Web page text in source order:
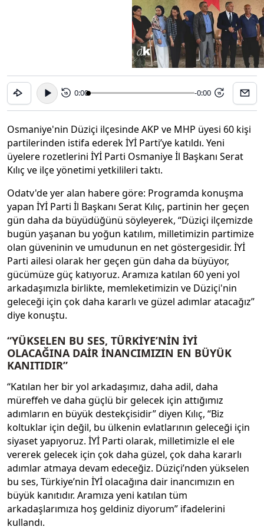
15 0:00 -0:00 15
Osmaniye'nin Düziçi ilçesinde AKP ve MHP üyesi 60 kişi
partilerinden istifa ederek İYİ Parti’ye katıldı. Yeni
üyelere rozetlerini İYİ Parti Osmaniye İl Başkanı Serat
Kılıç ve ilçe yönetimi yetkilileri taktı.
Odatv'de yer alan habere göre: Programda konuşma
yapan İYİ Parti İl Başkanı Serat Kılıç, partinin her geçen
gün daha da büyüdüğünü söyleyerek, “Düziçi ilçemizde
bugün yaşanan bu yoğun katılım, milletimizin partimize
olan güveninin ve umudunun en net göstergesidir. İYİ
Parti ailesi olarak her geçen gün daha da büyüyor,
gücümüze güç katıyoruz. Aramıza katılan 60 yeni yol
arkadaşımızla birlikte, memleketimizin ve Düziçi'nin
geleceği için çok daha kararlı ve güzel adımlar atacağız”
diye konuştu.
“YÜKSELEN BU SES, TÜRKİYE’NİN İYİ
OLACAĞINA DAİR İNANCIMIZIN EN BÜYÜK
KANITIDIR”
“Katılan her bir yol arkadaşımız, daha adil, daha
müreffeh ve daha güçlü bir gelecek için attığımız
adımların en büyük destekçisidir” diyen Kılıç, “Biz
koltuklar için değil, bu ülkenin evlatlarının geleceği için
siyaset yapıyoruz. İYİ Parti olarak, milletimizle el ele
vererek gelecek için çok daha güzel, çok daha kararlı
adımlar atmaya devam edeceğiz. Düziçi’nden yükselen
bu ses, Türkiye’nin İYİ olacağına dair inancımızın en
büyük kanıtıdır. Aramıza yeni katılan tüm
arkadaşlarımıza hoş geldiniz diyorum” ifadelerini
kullandı.